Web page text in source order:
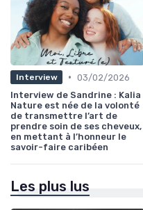
Interview • 03/02/2026
Interview de Sandrine : Kalia
Nature est née de la volonté
de transmettre l’art de
prendre soin de ses cheveux,
en mettant à l’honneur le
savoir-faire caribéen
Les plus lus